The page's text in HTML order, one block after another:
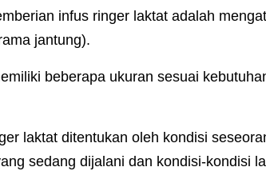
infus ringer laktat adalah
jantung).
beberapa ukuran sesuai
laktat ditentukan oleh kondisi
sedang dijalani dan kondisi-kondisi